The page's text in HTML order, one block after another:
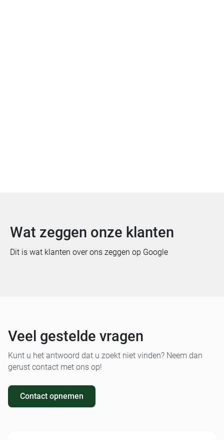
Wat zeggen onze klanten
Dit is wat klanten over ons zeggen op Google
Veel gestelde vragen
Kunt u het antwoord dat u zoekt niet vinden? Neem dan
gerust contact met ons op!
Contact opnemen